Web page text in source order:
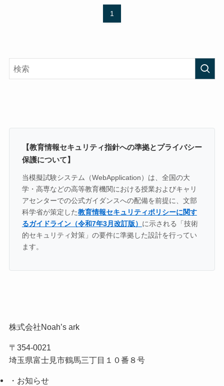
1
【教育情報セキュリティ指針への準拠とプライバシー
保護について】
当模擬試験システム（WebApplication）は、全国の大
学・高専などの高等教育機関における授業およびキャリ
アセンターでの公式ガイダンスへの配備を前提に、文部
科学省が策定した教育情報セキュリティポリシーに関す
るガイドライン（令和7年3月改訂版） に示される「技術
的セキュリティ対策」の要件に準拠した設計を行ってい
ます。
株式会社Noah’s ark
〒354-0021
埼玉県富士見市鶴馬三丁目１０番８号
・お知らせ